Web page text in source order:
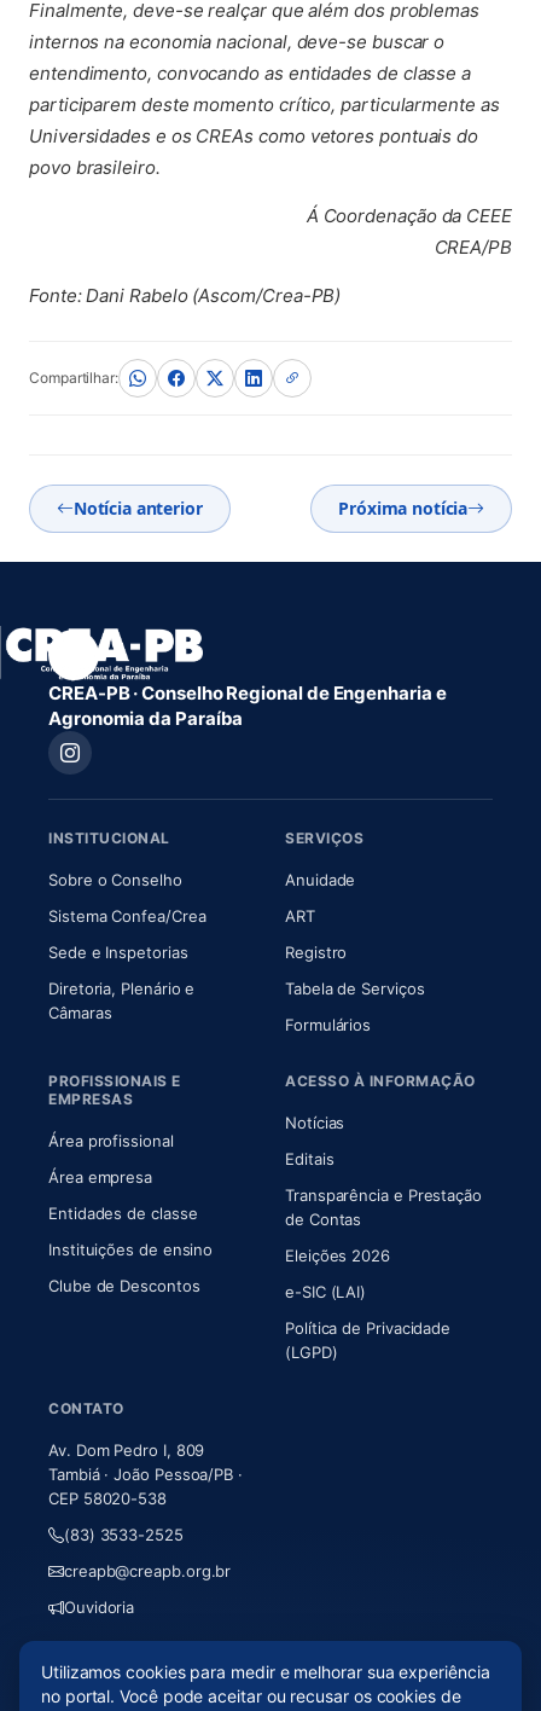
Finalmente, deve-se realçar que além dos problemas
internos na economia nacional, deve-se buscar o
entendimento, convocando as entidades de classe a
participarem deste momento crítico, particularmente as
Universidades e os CREAs como vetores pontuais do
povo brasileiro.
Á Coordenação da CEEE
CREA/PB
Fonte: Dani Rabelo (Ascom/Crea-PB)
Compartilhar:
Notícia anterior Próxima notícia
CREA-PB · Conselho Regional de Engenharia e
Agronomia da Paraíba
INSTITUCIONAL
Sobre o Conselho(abre em nova aba)
Sistema Confea/Crea(abre em nova aba)
Sede e Inspetorias
Diretoria, Plenário e
Câmaras(abre em nova aba)
SERVIÇOS
Anuidade
ART(abre em nova aba)
Registro
Tabela de Serviços
Formulários
PROFISSIONAIS E
EMPRESAS
Área profissional
Área empresa
Entidades de classe
Instituições de ensino
Clube de Descontos
ACESSO À INFORMAÇÃO
Notícias
Editais
Transparência e Prestação
de Contas
Eleições 2026
e-SIC (LAI)
Política de Privacidade
(LGPD)
CONTATO
Av. Dom Pedro I, 809
Tambiá · João Pessoa/PB ·
CEP 58020-538
(83) 3533-2525
creapb@creapb.org.br
Ouvidoria
© 2026 CREA-PB · Todos os direitos reservados
Utilizamos cookies para medir e melhorar sua experiência
no portal. Você pode aceitar ou recusar os cookies de